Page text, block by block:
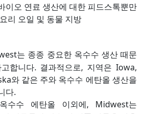
이오 연료 생산에 대한 피드스톡뿐만
리 오일 및 동물 지방
는 종종 중요한 옥수수 생산 때문
합니다. 결과적으로, 지역은 Iowa,
와 같은 주와 옥수수 에탄올 생산을
다.
옥수수 에탄올 이외에, Midwest는